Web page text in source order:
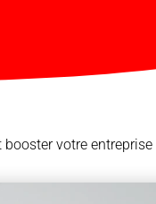
booster votre entreprise